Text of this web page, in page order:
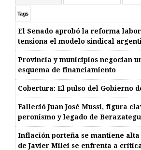
Tags
El Senado aprobó la reforma
tensiona el modelo sindical
Provincia y municipios negocian
esquema de financiamiento
Cobertura: El pulso del Gobierno
Falleció Juan José Mussi, figura
peronismo y legado de
Inflación porteña se mantiene alta
de Javier Milei se enfrenta a